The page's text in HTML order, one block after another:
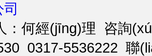
：何經(jīng)理 咨詢
0317-5536222 聯